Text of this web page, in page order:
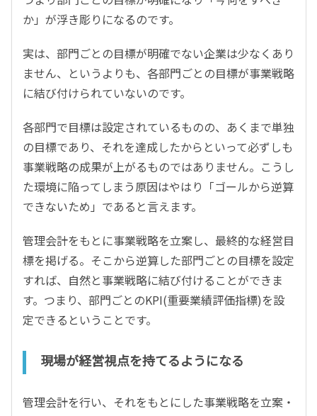
か」が浮き彫りになるのです。
実は、部門ごとの目標が明確でない企業は少なくあり
ません、というよりも、各部門ごとの目標が事業戦略
に結び付けられていないのです。
各部門で目標は設定されているものの、あくまで単独
の目標であり、それを達成したからといって必ずしも
事業戦略の成果が上がるものではありません。こうし
た環境に陥ってしまう原因はやはり「ゴールから逆算
できないため」であると言えます。
管理会計をもとに事業戦略を立案し、最終的な経営目
標を掲げる。そこから逆算した部門ごとの目標を設定
すれば、自然と事業戦略に結び付けることができま
す。つまり、部門ごとのKPI(重要業績評価指標)を設
定できるということです。
現場が経営視点を持てるようになる
管理会計を行い、それをもとにした事業戦略を立案・